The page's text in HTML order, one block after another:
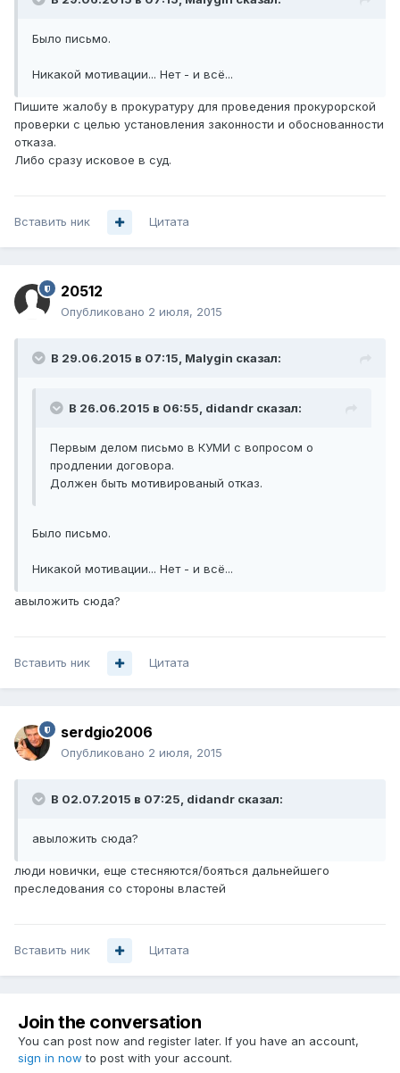
Было письмо.
Никакой мотивации... Нет - и всё...
Пишите жалобу в прокуратуру для проведения прокурорской
проверки с целью установления законности и обоснованности
отказа.
Либо сразу исковое в суд.
Вставить ник Цитата
20512
Опубликовано 2 июля, 2015
В 29.06.2015 в 07:15, Malygin сказал:
В 26.06.2015 в 06:55, didandr сказал:
Первым делом письмо в КУМИ с вопросом о
продлении договора.
Должен быть мотивированый отказ.
Было письмо.
Никакой мотивации... Нет - и всё...
авыложить сюда?
Вставить ник Цитата
serdgio2006
Опубликовано 2 июля, 2015
В 02.07.2015 в 07:25, didandr сказал:
авыложить сюда?
люди новички, еще стесняются/бояться дальнейшего
преследования со стороны властей
Вставить ник Цитата
Join the conversation
You can post now and register later. If you have an account,
sign in now to post with your account.